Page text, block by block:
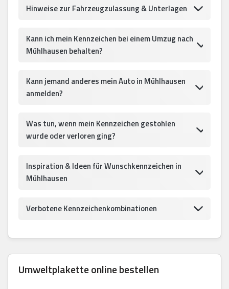
Hinweise zur Fahrzeugzulassung & Unterlagen
Kann ich mein Kennzeichen bei einem Umzug nach
Mühlhausen behalten?
Kann jemand anderes mein Auto in Mühlhausen
anmelden?
Was tun, wenn mein Kennzeichen gestohlen
wurde oder verloren ging?
Inspiration & Ideen für Wunschkennzeichen in
Mühlhausen
Verbotene Kennzeichenkombinationen
Umweltplakette online bestellen